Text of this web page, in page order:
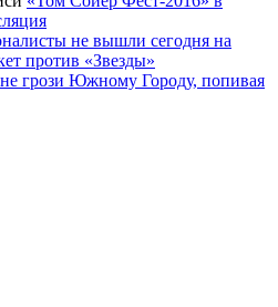
не вышли сегодня на
против «Звезды»
грози Южному Городу, попивая